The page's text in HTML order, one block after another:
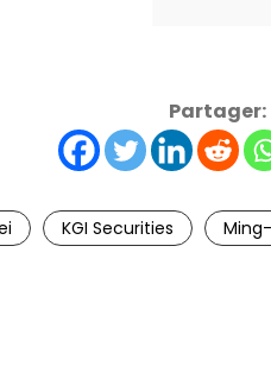
Partager:
KGI Securities